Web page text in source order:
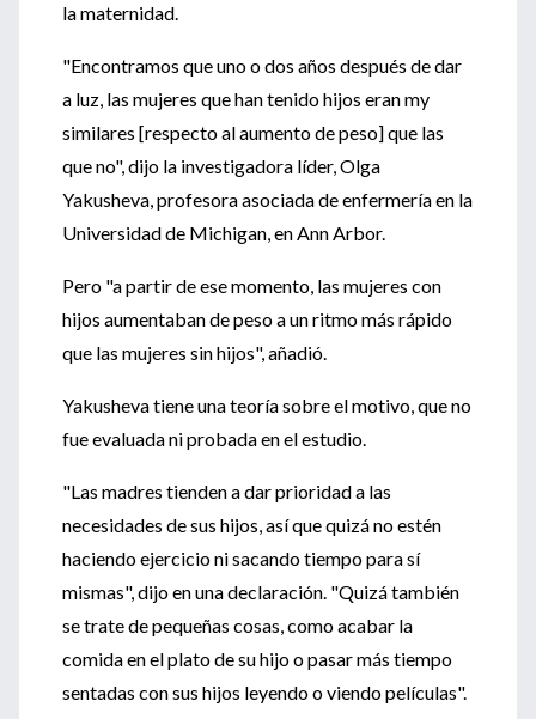
la maternidad.
"Encontramos que uno o dos años después de dar
a luz, las mujeres que han tenido hijos eran my
similares [respecto al aumento de peso] que las
que no", dijo la investigadora líder, Olga
Yakusheva, profesora asociada de enfermería en la
Universidad de Michigan, en Ann Arbor.
Pero "a partir de ese momento, las mujeres con
hijos aumentaban de peso a un ritmo más rápido
que las mujeres sin hijos", añadió.
Yakusheva tiene una teoría sobre el motivo, que no
fue evaluada ni probada en el estudio.
"Las madres tienden a dar prioridad a las
necesidades de sus hijos, así que quizá no estén
haciendo ejercicio ni sacando tiempo para sí
mismas", dijo en una declaración. "Quizá también
se trate de pequeñas cosas, como acabar la
comida en el plato de su hijo o pasar más tiempo
sentadas con sus hijos leyendo o viendo películas".